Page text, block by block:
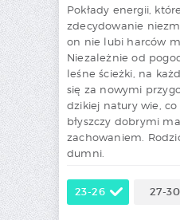
Pokłady energii,
zdecydowanie
on nie lubi harców
Niezależnie od
leśne ścieżki, na
się za nowymi
dzikiej natury wie, co
błyszczy dobrymi
zachowaniem.
dumni.
23-26 27-30